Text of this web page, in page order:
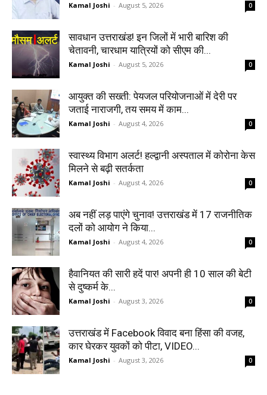
Kamal Joshi - August 5, 2026 0
सावधान उत्तराखंड! इन जिलों में भारी बारिश की
चेतावनी, चारधाम यात्रियों को सीएम की...
Kamal Joshi - August 5, 2026 0
आयुक्त की सख्ती: पेयजल परियोजनाओं में देरी पर
जताई नाराजगी, तय समय में काम...
Kamal Joshi - August 4, 2026 0
स्वास्थ्य विभाग अलर्ट! हल्द्वानी अस्पताल में कोरोना केस
मिलने से बढ़ी सतर्कता
Kamal Joshi - August 4, 2026 0
अब नहीं लड़ पाएंगे चुनाव! उत्तराखंड में 17 राजनीतिक
दलों को आयोग ने किया...
Kamal Joshi - August 4, 2026 0
हैवानियत की सारी हदें पार! अपनी ही 10 साल की बेटी
से दुष्कर्म के...
Kamal Joshi - August 3, 2026 0
उत्तराखंड में Facebook विवाद बना हिंसा की वजह,
कार घेरकर युवकों को पीटा, VIDEO...
Kamal Joshi - August 3, 2026 0